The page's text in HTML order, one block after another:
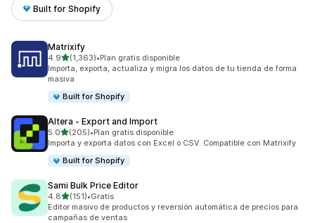
Built for Shopify
Matrixify
4.9de 5 estrellas
(1,363)
1363 reseñas en total
•Plan gratis disponible
Importa, exporta, actualiza y migra los datos de tu tienda de forma
masiva
Built for Shopify
Altera ‑ Export and Import
5.0de 5 estrellas
(205)
205 reseñas en total
•Plan gratis disponible
Importa y exporta datos con Excel o CSV. Compatible con Matrixify
Built for Shopify
Sami Bulk Price Editor
4.8de 5 estrellas
(151)
151 reseñas en total
•Gratis
Editor masivo de productos y reversión automática de precios para
campañas de ventas